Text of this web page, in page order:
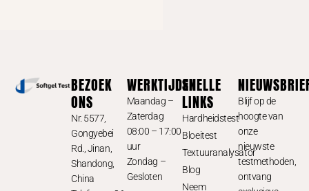
BEZOEK
ONS
Nr. 5577,
Gongyebei
Rd., Jinan,
Shandong,
China
WERKTIJDEN
Maandag –
Zaterdag
08:00 – 17:00
uur
Zondag –
Gesloten
SNELLE
LINKS
Hardheidstest
Bloeitest
Textuuranalysator
Blog
Neem
Blijf op de
hoogte van
onze
nieuwste
testmethoden,
ontvang